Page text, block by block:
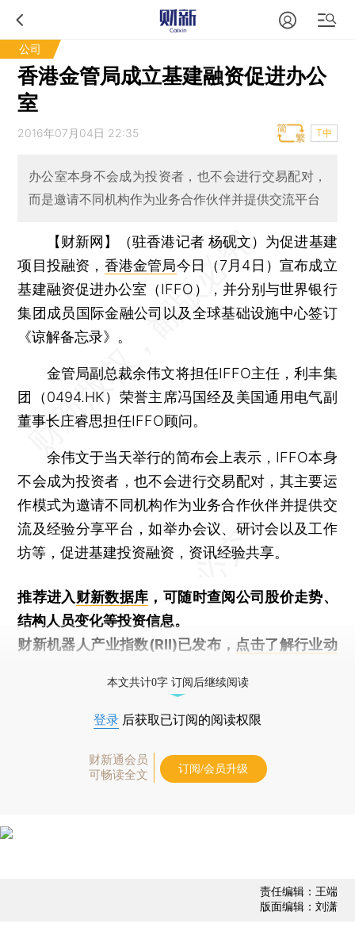
公司
香港金管局成立基建融资促进办公
室
2016年07月04日 22:35 T中
办公室本身不会成为投资者，也不会进行交易配对，
而是邀请不同机构作为业务合作伙伴并提供交流平台
【财新网】（驻香港记者 杨砚文） 为促进基建
项目投融资， 香港金管局今日（7月4日）宣布成立
基建融资促进办公室（IFFO），并分别与世界银行
集团成员国际金融公司以及全球基础设施中心签订
《谅解备忘录》。
金管局副总裁余伟文将担任IFFO主任，利丰集
团（0494.HK）荣誉主席冯国经及美国通用电气副
董事长庄睿思担任IFFO顾问。
余伟文于当天举行的简布会上表示，IFFO本身
不会成为投资者，也不会进行交易配对，其主要运
作模式为邀请不同机构作为业务合作伙伴并提供交
流及经验分享平台，如举办会议、研讨会以及工作
坊等，促进基建投资融资，资讯经验共享。
推荐进入财新数据库 ，可随时查阅公司股价走势、
结构人员变化等投资信息。
财新机器人产业指数(RII)已发布， 点击了解行业动
本文共计0字 订阅后继续阅读
登录 后获取已订阅的阅读权限
财新通会员
可畅读全文
订阅/会员升级
责任编辑：王端
版面编辑：刘潇